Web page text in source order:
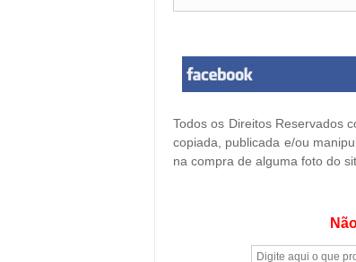
Todos os Direitos Reservados
copiada, publicada e/ou
na compra de alguma foto do